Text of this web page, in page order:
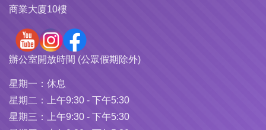
商業大廈10樓
辦公室開放時間 (公眾假期除外)
星期一： 休息
星期二：
上午9:30 - 下午5:30
星期三：
上午9:30 - 下午5:30